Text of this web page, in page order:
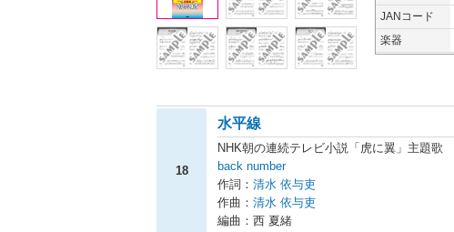
JANコード
楽器
18
水平線
NHK朝の連続テレビ小説「虎に翼」主題歌
back number
作詞： 清水 依与吏
作曲： 清水 依与吏
編曲：西 夏緒